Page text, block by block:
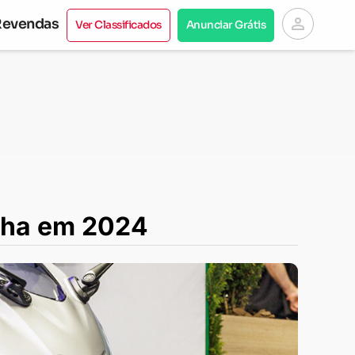
Ver Classificados Anunciar Grátis person
em 2024